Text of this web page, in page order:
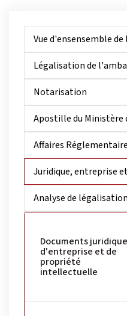
Vue d'ensensemble
Légalisation de
Notarisation
Apostille du Ministère
Affaires
Juridique, entreprise
Analyse de légalisation
Documents
d'entreprise et de
propriété
intellectuelle